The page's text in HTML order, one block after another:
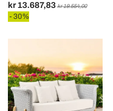
kr 13.687,83 kr 19.554,00
- 30%